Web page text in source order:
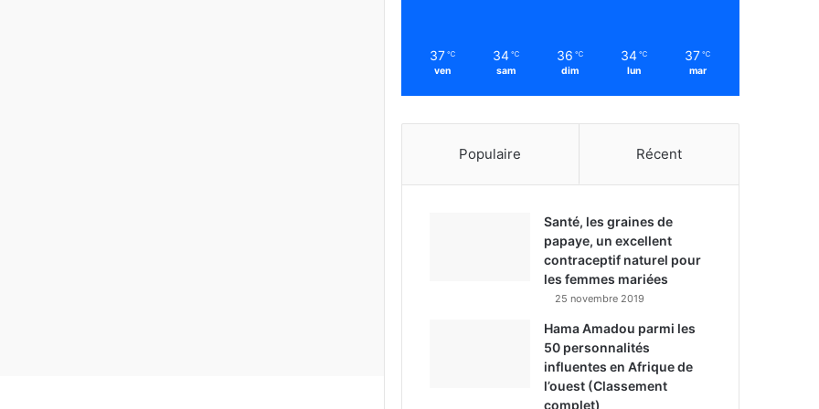
37 ℃
ven
34 ℃
sam
36 ℃
dim
34 ℃
lun
37 ℃
mar
Populaire Récent
Santé, les graines de
papaye, un excellent
contraceptif naturel pour
les femmes mariées
25 novembre 2019
Hama Amadou parmi les
50 personnalités
influentes en Afrique de
l’ouest (Classement
complet)